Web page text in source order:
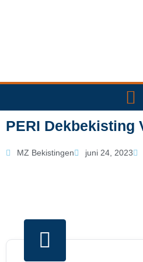
PERI Dekbekisting
MZ Bekistingen juni 24, 2023